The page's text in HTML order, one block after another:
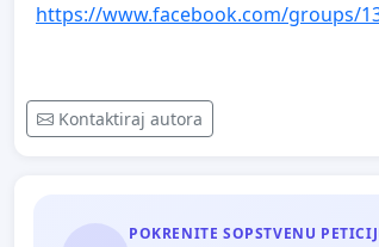
https://www.facebook.com/groups/
Kontaktiraj autora
POKRENITE SOPSTVENU